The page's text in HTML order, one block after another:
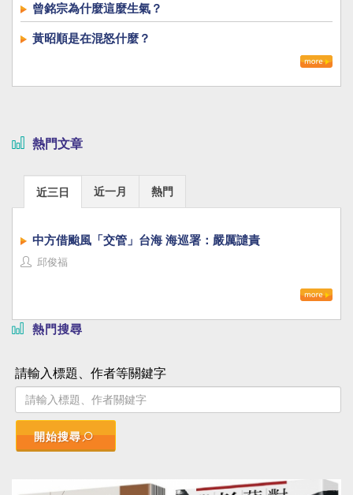
曾銘宗為什麼這麼生氣？
黃昭順是在混怒什麼？
熱門文章
近三日 近一月 熱門
中方借颱風「交管」台海 海巡署：嚴厲譴責
邱俊福
熱門搜尋
請輸入標題、作者等關鍵字
開始搜尋